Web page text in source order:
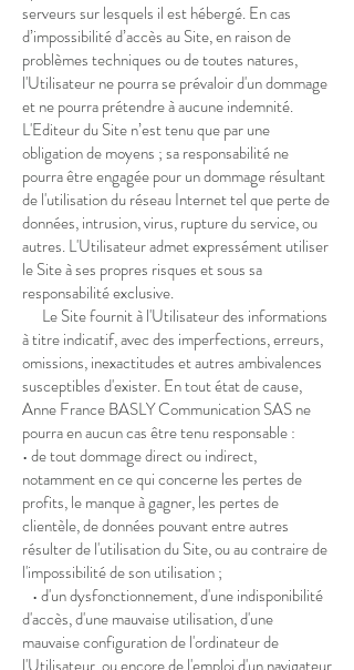
serveurs sur lesquels il est hébergé. En cas
d’impossibilité d’accès au Site, en raison de
problèmes techniques ou de toutes natures,
l'Utilisateur ne pourra se prévaloir d'un dommage
et ne pourra prétendre à aucune indemnité.
L'Editeur du Site n’est tenu que par une
obligation de moyens ; sa responsabilité ne
pourra être engagée pour un dommage résultant
de l'utilisation du réseau Internet tel que perte de
données, intrusion, virus, rupture du service, ou
autres. L'Utilisateur admet expressément utiliser
le Site à ses propres risques et sous sa
responsabilité exclusive.
Le Site fournit à l'Utilisateur des informations
à titre indicatif, avec des imperfections, erreurs,
omissions, inexactitudes et autres ambivalences
susceptibles d'exister. En tout état de cause,
Anne France BASLY Communication SAS ne
pourra en aucun cas être tenu responsable :
• de tout dommage direct ou indirect,
notamment en ce qui concerne les pertes de
profits, le manque à gagner, les pertes de
clientèle, de données pouvant entre autres
résulter de l'utilisation du Site, ou au contraire de
l'impossibilité de son utilisation ;
• d'un dysfonctionnement, d'une indisponibilité
d'accès, d'une mauvaise utilisation, d'une
mauvaise configuration de l'ordinateur de